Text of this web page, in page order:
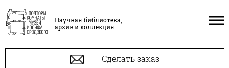
Научная библиотека,
архив и коллекция
Сделать заказ